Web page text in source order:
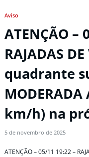
Aviso
ATENÇÃO –
RAJADAS
quadrante
MODERADA
km/h) na
5 de novembro de 2025
ATENÇÃO – 05/11 19:22 –